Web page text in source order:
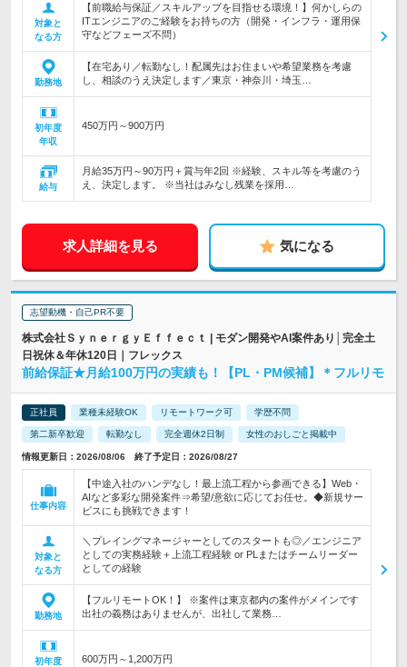
対象と
なる方
【前職給与保証／スキルアップを目指せる環境！】何かしらの
ITエンジニアのご経験をお持ちの方（開発・インフラ・運用保
守などフェーズ不問）
勤務地
【在宅あり／転勤なし！配属先はお住まいや希望業務を考慮
し、相談のうえ決定します／東京・神奈川・埼玉…
初年度
年収
450万円～900万円
給与
月給35万円～90万円＋賞与年2回 ※経験、スキル等を考慮のう
え、決定します。 ※当社はみなし残業を採用…
求人詳細を見る 気になる
志望動機・自己PR不要
株式会社ＳｙｎｅｒｇｙＥｆｆｅｃｔ | モダン開発やAI案件あり│完全土
日祝休＆年休120日｜フレックス
前給保証★月給100万円の実績も！【PL・PM候補】＊フルリモ
正社員 業種未経験OK リモートワーク可 学歴不問
第二新卒歓迎 転勤なし 完全週休2日制 女性のおしごと掲載中
情報更新日：2026/08/06 終了予定日：2026/08/27
仕事内容
【中途入社のハンデなし！最上流工程から参画できる】Web・
AIなど多彩な開発案件⇒希望/意欲に応じてお任せ。◆新規サー
ビスにも挑戦できます！
対象と
なる方
＼プレイングマネージャーとしてのスタートも◎／エンジニア
としての実務経験＋上流工程経験 or PLまたはチームリーダー
としての経験
勤務地
【フルリモートOK！】 ※案件は東京都内の案件がメインです
出社の義務はありませんが、出社して業務…
初年度
600万円～1,200万円